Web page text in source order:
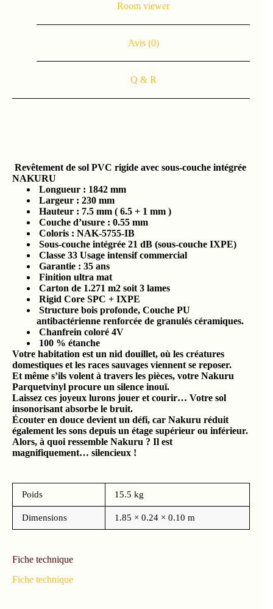
Room viewer
Avis (0)
Q & R
Revêtement de sol PVC rigide avec sous-couche intégrée
NAKURU
Longueur : 1842 mm
Largeur : 230 mm
Hauteur : 7.5 mm ( 6.5 + 1 mm )
Couche d’usure : 0.55 mm
Coloris : NAK-5755-IB
Sous-couche intégrée 21 dB (sous-couche IXPE)
Classe 33 Usage intensif commercial
Garantie : 35 ans
Finition ultra mat
Carton de 1.271 m2 soit 3 lames
Rigid Core SPC + IXPE
Structure bois profonde, Couche PU
antibactérienne renforcée de granulés céramiques.
Chanfrein coloré 4V
100 % étanche
Votre habitation est un nid douillet, où les créatures
domestiques et les races sauvages viennent se reposer.
Et même s’ils volent à travers les pièces, votre Nakuru
Parquetvinyl procure un silence inouï.
Laissez ces joyeux lurons jouer et courir… Votre sol
insonorisant absorbe le bruit.
Écouter en douce devient un défi, car Nakuru réduit
également les sons depuis un étage supérieur ou inférieur.
Alors, à quoi ressemble Nakuru ? Il est
magnifiquement… silencieux !
Poids 15.5 kg
Dimensions 1.85 × 0.24 × 0.10 m
Fiche technique
Fiche technique